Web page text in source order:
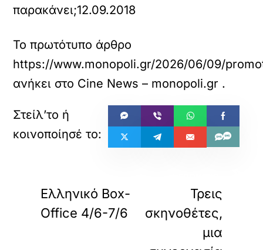
παρακάνει;12.09.2018
Το πρωτότυπο άρθρο
https://www.monopoli.gr/2026/06/09/
ανήκει στο Cine News – monopoli.gr .
Ελληνικό Box-
Office 4/6-7/6
Τρεις
σκηνοθέτες,
μια